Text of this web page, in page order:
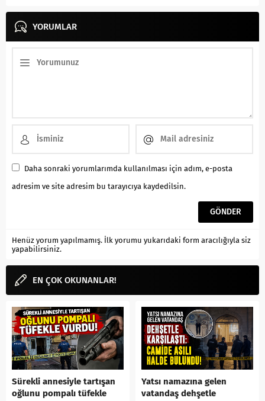
YORUMLAR
Daha sonraki yorumlarımda kullanılması için adım, e-posta
adresim ve site adresim bu tarayıcıya kaydedilsin.
Henüz yorum yapılmamış. İlk yorumu yukarıdaki form aracılığıyla siz
yapabilirsiniz.
EN ÇOK OKUNANLAR!
Sürekli annesiyle tartışan
oğlunu pompalı tüfekle
Yatsı namazına gelen
vatandaş dehşetle